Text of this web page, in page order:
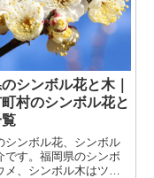
シンボル花と木｜
村のシンボル花と
シンボル花、シンボル
です。福岡県のシンボ
メ、シンボル木はツツ